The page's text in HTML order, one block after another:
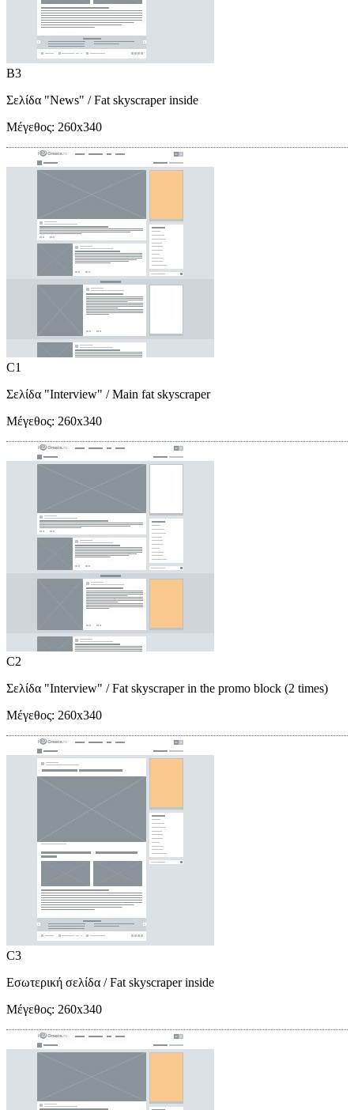
B3
Σελίδα "News" / Fat skyscraper inside
Μέγεθος: 260x340
C1
Σελίδα "Interview" / Main fat skyscraper
Μέγεθος: 260x340
C2
Σελίδα "Interview" / Fat skyscraper in the promo block (2 times)
Μέγεθος: 260x340
C3
Εσωτερική σελίδα / Fat skyscraper inside
Μέγεθος: 260x340